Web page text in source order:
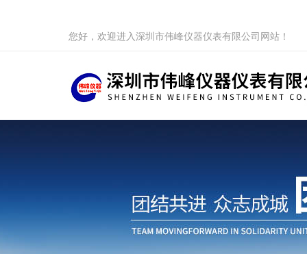
您好，欢迎进入深圳市伟峰仪器仪表有限公司网站！